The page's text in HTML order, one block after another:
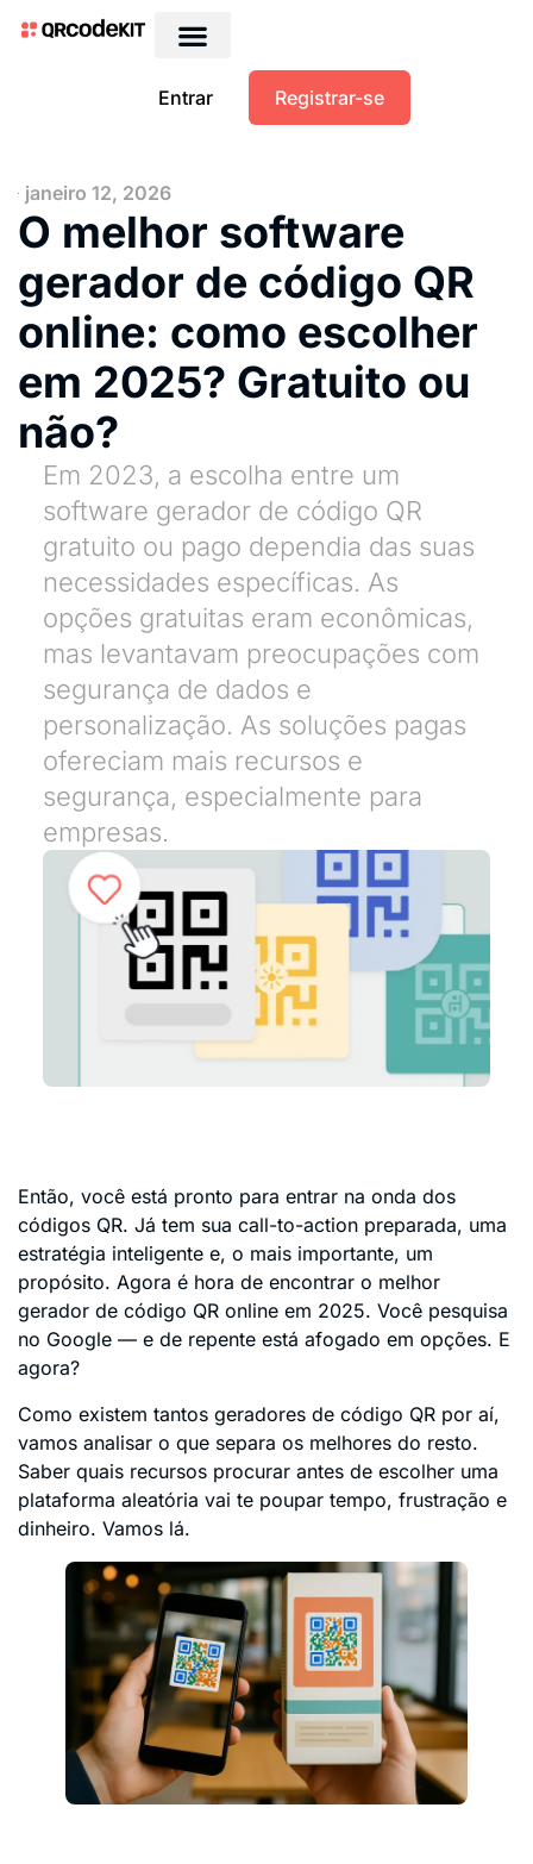
Entrar Registrar-se
janeiro 12, 2026
O melhor software
gerador de código QR
online: como escolher
em 2025? Gratuito ou
não?
Em 2023, a escolha entre um
software gerador de código QR
gratuito ou pago dependia das suas
necessidades específicas. As
opções gratuitas eram econômicas,
mas levantavam preocupações com
segurança de dados e
personalização. As soluções pagas
ofereciam mais recursos e
segurança, especialmente para
empresas.
Então, você está pronto para entrar na onda dos
códigos QR. Já tem sua call-to-action preparada, uma
estratégia inteligente e, o mais importante, um
propósito. Agora é hora de encontrar o melhor
gerador de código QR online em 2025. Você pesquisa
no Google — e de repente está afogado em opções. E
agora?
Como existem tantos geradores de código QR por aí,
vamos analisar o que separa os melhores do resto.
Saber quais recursos procurar antes de escolher uma
plataforma aleatória vai te poupar tempo, frustração e
dinheiro. Vamos lá.